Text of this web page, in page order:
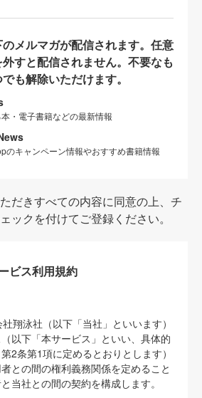
メルマガが配信されます。任意
すと配信されません。不要なも
も解除いただけます。
・電子書籍などの最新情報
のキャンペーン情報やおすすめ書籍情報
だきすべての内容に同意の上、チ
ックを付けてご登録ください。
ビス利用規約
翔泳社（以下「当社」といいます）
以下「本サービス」といい、具体的
2条第1項に定めるとおりとします）
との間の権利義務関係を定めること
当社との間の契約を構成します。